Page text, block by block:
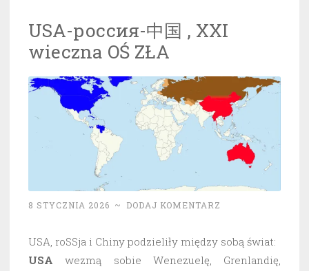
Europa
ukonstytuuje
narodowościową
Europejczyków
i
UE
jako
ich
państwo?”
USA-россия-中国 , XXI
wieczna OŚ ZŁA
8 STYCZNIA 2026 ~ DODAJ KOMENTARZ
USA, roSSja i Chiny podzieliły między sobą świat:
USA wezmą sobie Wenezuelę, Grenlandię,